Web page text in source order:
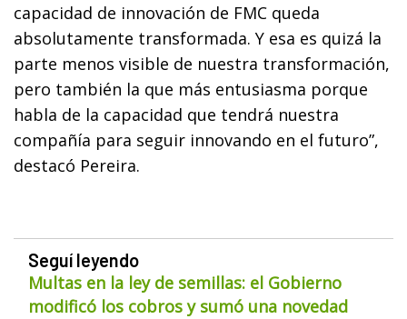
capacidad de innovación de FMC queda
absolutamente transformada. Y esa es quizá la
parte menos visible de nuestra transformación,
pero también la que más entusiasma porque
habla de la capacidad que tendrá nuestra
compañía para seguir innovando en el futuro”,
destacó Pereira.
Seguí leyendo
Multas en la ley de semillas: el Gobierno
modificó los cobros y sumó una novedad